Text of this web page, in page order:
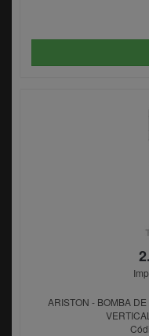
ARISTON - BOMBA DE